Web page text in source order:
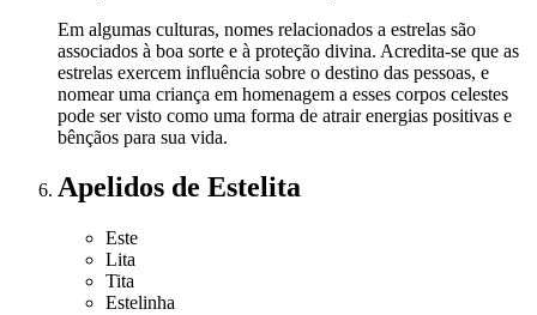
Em algumas culturas, nomes relacionados a estrelas são
associados à boa sorte e à proteção divina. Acredita-se que as
estrelas exercem influência sobre o destino das pessoas, e
nomear uma criança em homenagem a esses corpos celestes
pode ser visto como uma forma de atrair energias positivas e
bênçãos para sua vida.
Apelidos de Estelita
Este
Lita
Tita
Estelinha